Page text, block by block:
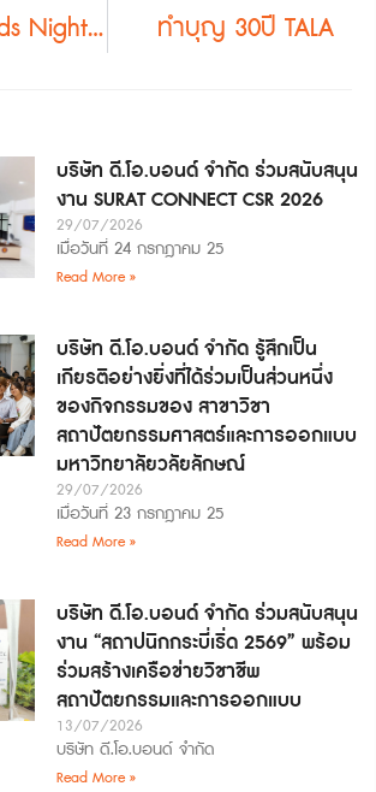
TALA Awards Night18
ทำบุญ 30ปี TALA
บริษัท ดี.โอ.บอนด์ จำกัด ร่วมสนับสนุน
งาน SURAT CONNECT CSR 2026
29/07/2026
เมื่อวันที่ 24 กรกฎาคม 25
Read More »
บริษัท ดี.โอ.บอนด์ จำกัด รู้สึกเป็น
เกียรติอย่างยิ่งที่ได้ร่วมเป็นส่วนหนึ่ง
ของกิจกรรมของ สาขาวิชา
สถาปัตยกรรมศาสตร์และการออกแบบ
มหาวิทยาลัยวลัยลักษณ์
29/07/2026
เมื่อวันที่ 23 กรกฎาคม 25
Read More »
บริษัท ดี.โอ.บอนด์ จำกัด ร่วมสนับสนุน
งาน “สถาปนิกกระบี่เริ่ด 2569” พร้อม
ร่วมสร้างเครือข่ายวิชาชีพ
สถาปัตยกรรมและการออกแบบ
13/07/2026
บริษัท ดี.โอ.บอนด์ จำกัด
Read More »